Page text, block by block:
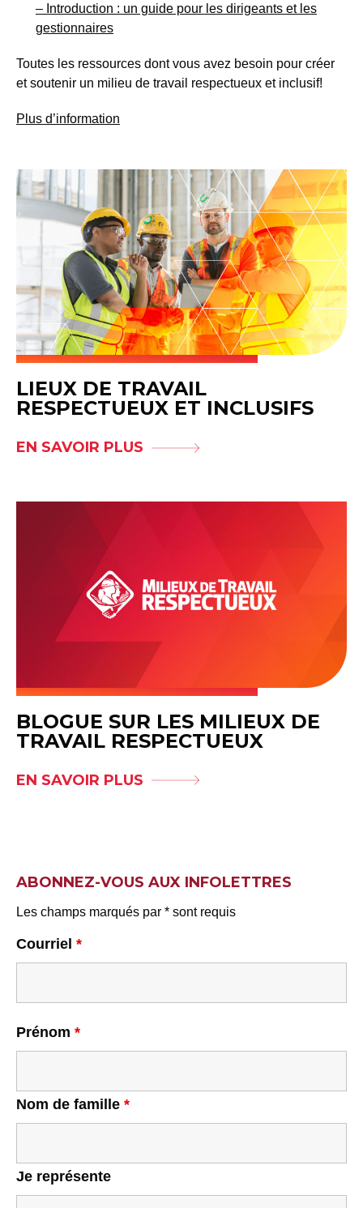
– Introduction : un guide pour les dirigeants et les
gestionnaires
Toutes les ressources dont vous avez besoin pour créer
et soutenir un milieu de travail respectueux et inclusif!
Plus d’information
LIEUX DE TRAVAIL
RESPECTUEUX ET INCLUSIFS
EN SAVOIR PLUS
BLOGUE SUR LES MILIEUX DE
TRAVAIL RESPECTUEUX
EN SAVOIR PLUS
ABONNEZ-VOUS AUX INFOLETTRES
Les champs marqués par * sont requis
Courriel *
Prénom *
Nom de famille *
Je représente